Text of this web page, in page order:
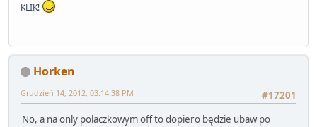
KLIK!
Horken
#17201
Grudzień 14, 2012, 03:14:38 PM
No, a na only polaczkowym off to dopiero będzie ubaw po